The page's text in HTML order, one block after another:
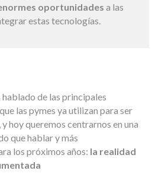
oportunidades a las
estas tecnologías.
de las principales
las pymes ya utilizan para ser
hoy queremos centrarnos en una
que hablar y más
los próximos años: la realidad